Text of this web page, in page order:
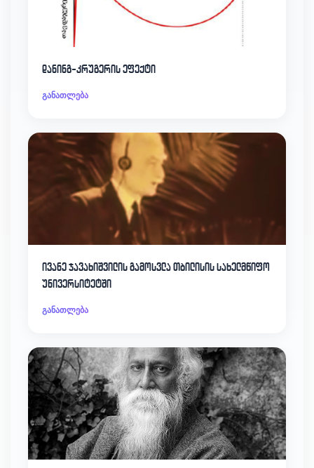
დანინგ-კრუგერის ეფექტი
განათლება
ივანე ჯავახიშვილის გამოსვლა თბილისის სახელმწიფო
უნივერსიტეტში
განათლება